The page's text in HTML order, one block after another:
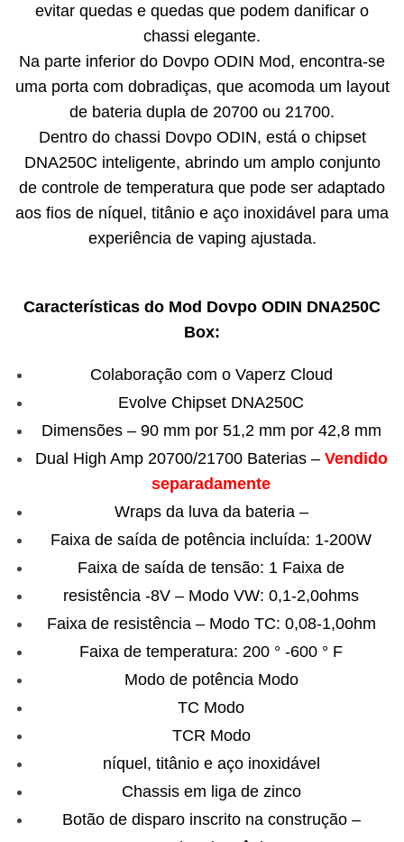
evitar quedas e quedas que podem danificar o
chassi elegante.
Na parte inferior do Dovpo ODIN Mod, encontra-se
uma porta com dobradiças, que acomoda um layout
de bateria dupla de 20700 ou 21700.
Dentro do chassi Dovpo ODIN, está o chipset
DNA250C inteligente, abrindo um amplo conjunto
de controle de temperatura que pode ser adaptado
aos fios de níquel, titânio e aço inoxidável para uma
experiência de vaping ajustada.
Características do Mod Dovpo ODIN DNA250C
Box:
Colaboração com o Vaperz Cloud
Evolve Chipset DNA250C
Dimensões – 90 mm por 51,2 mm por 42,8 mm
Dual High Amp 20700/21700 Baterias – Vendido
separadamente
Wraps da luva da bateria –
Faixa de saída de potência incluída: 1-200W
Faixa de saída de tensão: 1 Faixa de
resistência -8V – Modo VW: 0,1-2,0ohms
Faixa de resistência – Modo TC: 0,08-1,0ohm
Faixa de temperatura: 200 ° -600 ° F
Modo de potência Modo
TC Modo
TCR Modo
níquel, titânio e aço inoxidável
Chassis em liga de zinco
Botão de disparo inscrito na construção –